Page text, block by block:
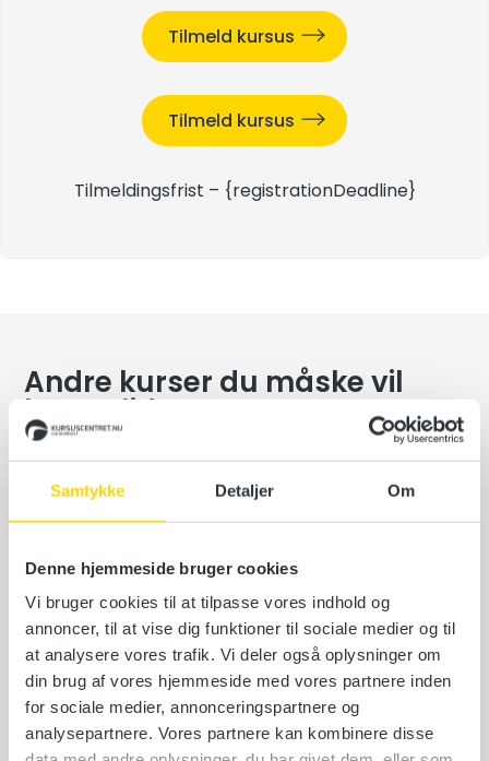
Samtykke Detaljer Om
Denne hjemmeside bruger cookies
Vi bruger cookies til at tilpasse vores indhold og
annoncer, til at vise dig funktioner til sociale medier og til
at analysere vores trafik. Vi deler også oplysninger om
din brug af vores hjemmeside med vores partnere inden
for sociale medier, annonceringspartnere og
analysepartnere. Vores partnere kan kombinere disse
Tilmeld kursus
Tilmeld kursus
Tilmeldingsfrist – {registrationDeadline}
Andre kurser du måske vil
kunne lide
Kørekort til hænger – Kategori C/E
Bjørnevej 9, 7700 Thisted
Vælg en dato
Læs mere
Gaffeltruck certifikatkursus B, 7 dage